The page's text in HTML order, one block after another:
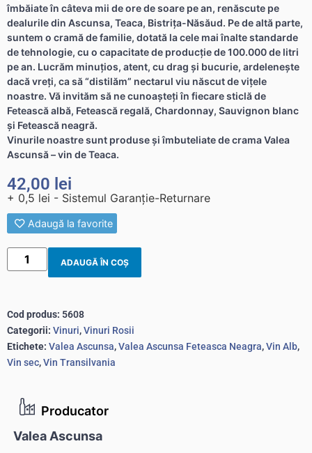
Producator
Valea Ascunsa
îmbăiate în câteva mii de ore de soare pe an, renăscute pe
dealurile din Ascunsa, Teaca, Bistriţa-Năsăud. Pe de altă parte,
suntem o cramă de familie, dotată la cele mai înalte standarde
de tehnologie, cu o capacitate de producţie de 100.000 de litri
pe an. Lucrăm minuţios, atent, cu drag şi bucurie, ardeleneşte
dacă vreţi, ca să “distilăm” nectarul viu născut de viţele
noastre. Vă invităm să ne cunoaşteţi în fiecare sticlă de
Fetească albă, Fetească regală, Chardonnay, Sauvignon blanc
şi Fetească neagră.
Vinurile noastre sunt produse şi îmbuteliate de crama Valea
Ascunsă – vin de Teaca.
42,00 lei
+ 0,5 lei - Sistemul Garanție-Returnare
Adaugă la favorite
ADAUGĂ ÎN COȘ
Cod produs: 5608
Categorii: Vinuri,Vinuri Rosii
Etichete: Valea Ascunsa,Valea Ascunsa Feteasca Neagra,Vin Alb,
Vin sec,Vin Transilvania